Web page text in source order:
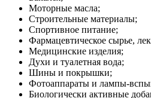
Моторные масла;
Строительные материалы;
Спортивное питание;
Фармацевтическое сырье,
Медицинские изделия;
Духи и туалетная вода;
Шины и покрышки;
Фотоаппараты и лампы-
Биологически активные